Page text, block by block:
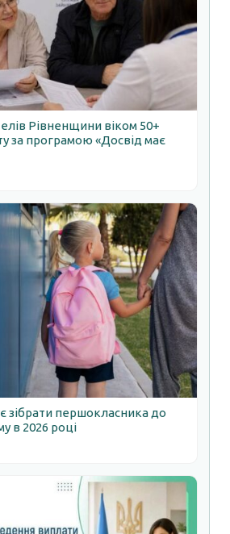
Рівненщини віком 50+
за програмою «Досвід має
зібрати першокласника до
в 2026 році